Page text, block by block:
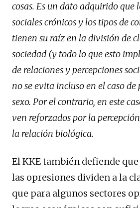
cosas. Es un dato adquirido que
sociales crónicos y los tipos de
tienen su raíz en la división de
sociedad (y todo lo que esto
de relaciones y percepciones
no se evita incluso en el caso
sexo. Por el contrario, en este
ven reforzados por la
la relación biológica.
El KKE también defiende
las opresiones dividen a la
que para algunos sectores